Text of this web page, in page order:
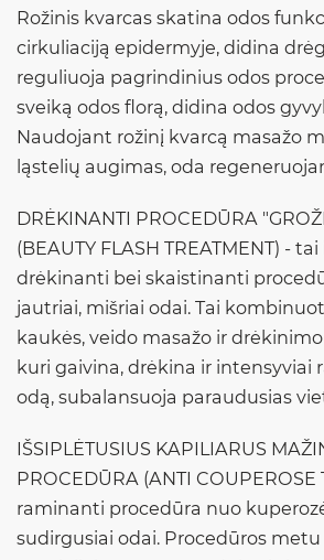
Rožinis kvarcas skatina odos
cirkuliaciją epidermyje, didina
reguliuoja pagrindinius odos
sveiką odos florą, didina odos
Naudojant rožinį kvarcą masažo
ląstelių augimas, oda
DRĖKINANTI PROCEDŪRA
(BEAUTY FLASH TREATMENT) -
drėkinanti bei skaistinanti
jautriai, mišriai odai. Tai
kaukės, veido masažo ir
kuri gaivina, drėkina ir intensyviai
odą, subalansuoja paraudusias
IŠSIPLĖTUSIUS KAPILIARUS
PROCEDŪRA (ANTI COUPEROSE
raminanti procedūra nuo
sudirgusiai odai. Procedūros